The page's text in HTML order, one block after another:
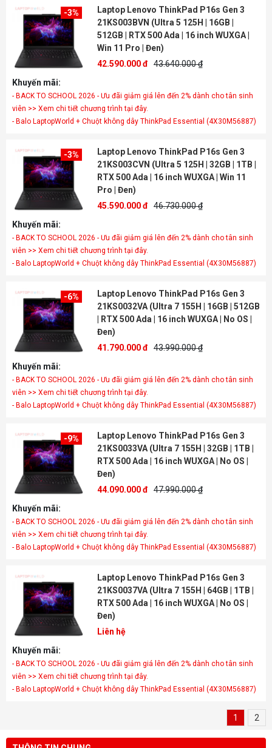
-3%
Laptop Lenovo ThinkPad P16s Gen 3
21KS003BVN (Ultra 5 125H | 16GB |
512GB | RTX 500 Ada | 16 inch WUXGA |
Win 11 Pro | Đen)
42.590.000 đ 43.640.000 ₫
Khuyến mãi:
- BACK TO SCHOOL 2026 - Ưu đãi giảm giá lên đến 2% dành cho tân sinh
viên >> Xem chi tiết chương trình tại đây.
- Balo LaptopWorld + Chuột không dây ThinkPad Essential (4X30M56887)
-3%
Laptop Lenovo ThinkPad P16s Gen 3
21KS003CVN (Ultra 5 125H | 32GB | 1TB |
RTX 500 Ada | 16 inch WUXGA | Win 11
Pro | Đen)
45.590.000 đ 46.730.000 ₫
Khuyến mãi:
- BACK TO SCHOOL 2026 - Ưu đãi giảm giá lên đến 2% dành cho tân sinh
viên >> Xem chi tiết chương trình tại đây.
- Balo LaptopWorld + Chuột không dây ThinkPad Essential (4X30M56887)
-6%
Laptop Lenovo ThinkPad P16s Gen 3
21KS0032VA (Ultra 7 155H | 16GB | 512GB
| RTX 500 Ada | 16 inch WUXGA | No OS |
Đen)
41.790.000 đ 43.990.000 ₫
Khuyến mãi:
- BACK TO SCHOOL 2026 - Ưu đãi giảm giá lên đến 2% dành cho tân sinh
viên >> Xem chi tiết chương trình tại đây.
- Balo LaptopWorld + Chuột không dây ThinkPad Essential (4X30M56887)
-9%
Laptop Lenovo ThinkPad P16s Gen 3
21KS0033VA (Ultra 7 155H | 32GB | 1TB |
RTX 500 Ada | 16 inch WUXGA | No OS |
Đen)
44.090.000 đ 47.990.000 ₫
Khuyến mãi:
- BACK TO SCHOOL 2026 - Ưu đãi giảm giá lên đến 2% dành cho tân sinh
viên >> Xem chi tiết chương trình tại đây.
- Balo LaptopWorld + Chuột không dây ThinkPad Essential (4X30M56887)
Laptop Lenovo ThinkPad P16s Gen 3
21KS0037VA (Ultra 7 155H | 64GB | 1TB |
RTX 500 Ada | 16 inch WUXGA | No OS |
Đen)
Liên hệ
Khuyến mãi:
- BACK TO SCHOOL 2026 - Ưu đãi giảm giá lên đến 2% dành cho tân sinh
viên >> Xem chi tiết chương trình tại đây.
- Balo LaptopWorld + Chuột không dây ThinkPad Essential (4X30M56887)
1 2